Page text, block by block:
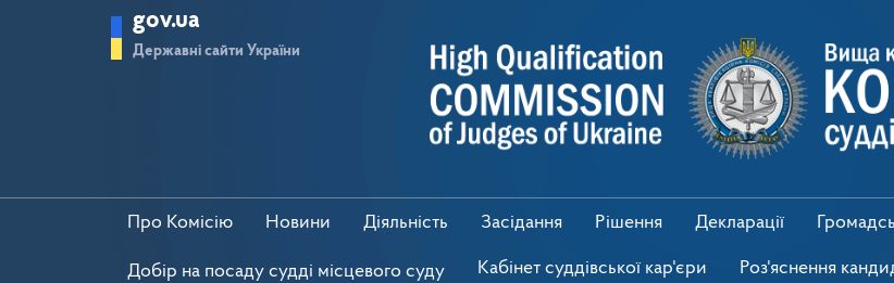
gov.ua
Державні сайти України
Про Комісію Новини Діяльність Засідання Рішення Декларації
Добір на посаду судді місцевого суду Кабінет суддівської кар'єри Роз'яснення